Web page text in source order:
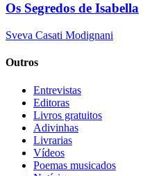
Os Segredos de Isabella
Sveva Casati Modignani
Outros
Entrevistas
Editoras
Livros gratuitos
Adivinhas
Livrarias
Vídeos
Poemas musicados